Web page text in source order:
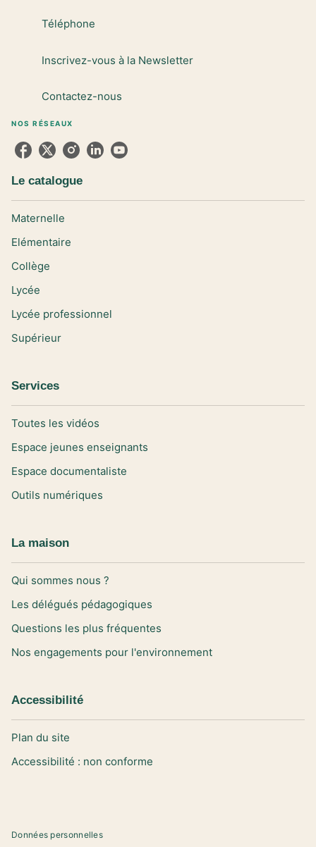
Téléphone
Inscrivez-vous à la Newsletter
Contactez-nous
NOS RÉSEAUX
Le catalogue
Maternelle
Elémentaire
Collège
Lycée
Lycée professionnel
Supérieur
Services
Toutes les vidéos
Espace jeunes enseignants
Espace documentaliste
Outils numériques
La maison
Qui sommes nous ?
Les délégués pédagogiques
Questions les plus fréquentes
Nos engagements pour l'environnement
Accessibilité
Plan du site
Accessibilité : non conforme
Données personnelles